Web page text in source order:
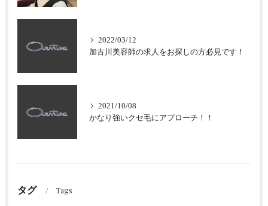
2022/03/12
加古川美容師の求人をお探しの方必見です！
2021/10/08
かなり強いクセ毛にアプローチ！！
タグ Tags